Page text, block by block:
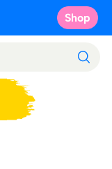
Shop